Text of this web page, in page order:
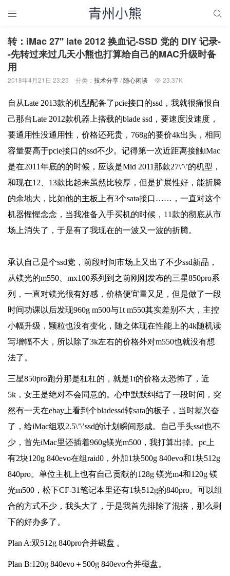
 
转：iMac 27'' late 2012 换血记-SSD 党的 DIY 记录-
-先转过来过几天小熊也打算给自己的MAC升级时备
用
2018年4月21日 23:23 分类： 技术分享/随心闲谈  23.37K
自从Late 2013款的机型配备了pcie接口的ssd，我就很痛恨自
己那台Late 2012款机器上搭载的blade ssd，要速度没速度，
要通用性没通用性，价格还死贵，768g的要价4k出头，相同
容量要高于pcie接口的ssd不少。记得第一次近距离接触iMac
是在2011年底的的时候，应该是Mid 2011那款27\’\’的机型，
和现在12、13款比起来虽然比较厚，但是扩展性好，能折腾
的余地大，比如他的主板上有3个sata接口……，一直对这个
机器惺惺念念，当我准备入手买机的时候，11款的彻底从市
场上消失了，于是有了我现在的一波又一波的折腾。
承认自己是个ssd党，前段时间市场上又出了不少ssd新品，
从镁光的m550、mx100系列到之前刚刚发布的三星850pro系
列，一直对镁光很有好感，价格便宜量又足，但是做了一段
时间功课以后发现960g m500与1t m550其实差别不大，主控
小幅升级，颗粒也没有变化，随之体现在性能上的4k随机读
写增幅不大，所以除了3k左右的价格外对m550也就没有想
法了。
三星850pro跑分那是杠杠的，就是1t的价格太恐怖了，近
5k，女王是绝对不会同意的。心中默默纠结了一段时间，突
然有一天在ebay上看到个bladessd转sata的板子，当时就兴奋
了，给iMac组双2.5\’\’ssd的计划瞬间形成。自己手头ssd也不
少，首先iMac里还插着960g镁光m500，我打算出掉。pc上
有2块120g 840evo在组raid0，外加1块500g 840evo和1块512g
840pro。单位主机上也有自己贡献的128g 镁光m4和120g 镁
光m500，松下CF-31笔记本里还有1块512g的840pro。可以组
合的方式不少，我头大了，于是我首先排除了混搭，那么剩
下的好办多了。
Plan A:双512g 840pro合并磁盘 。
Plan B:120g 840evo＋500g 840evo合并磁盘。